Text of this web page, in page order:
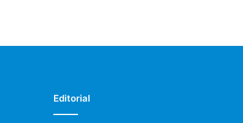
Editorial